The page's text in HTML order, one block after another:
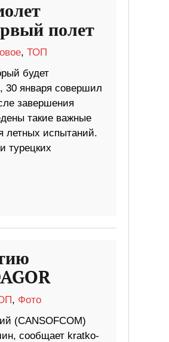
полет
, ТОП
будет
30 января совершил
завершения
такие важные
летных испытаний.
турецких
, Фото
(CANSOFCOM)
сообщает kratko-